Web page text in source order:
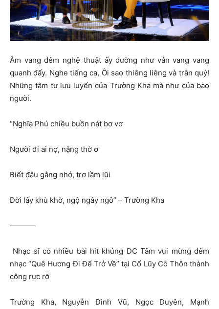
Âm vang đêm nghệ thuật ấy dường như vẫn vang vang
quanh đấy. Nghe tiếng ca, Ôi sao thiêng liêng và trân quý!
Những tâm tư lưu luyến của Trường Kha mà như của bao
người.
“Nghĩa Phú chiều buồn nát bơ vơ
Người đi ai nợ, nặng thờ ơ
Biết đâu gằng nhớ, trơ lầm lũi
Đời lấy khù khờ, ngộ ngây ngô” – Trường Kha
———–
Nhạc sĩ có nhiều bài hit khủng DC Tâm vui mừng đêm
nhạc “Quê Hương Đi Để Trở Về” tại Cổ Lũy Cô Thôn thành
công rực rỡ
Trường Kha, Nguyễn Đình Vũ, Ngọc Duyên, Mạnh